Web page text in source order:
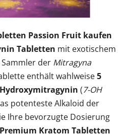
Passion Fruit kaufen
Tabletten mit exotischem
der Mitragyna
enthält wahlweise5
Hydroxymitragynin (7-OH
potenteste Alkaloid der
Ihre bevorzugte Dosierung
Premium Kratom Tabletten